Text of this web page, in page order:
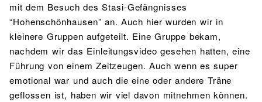
mit dem Besuch des Stasi-Gefängnisses
“Hohenschönhausen” an. Auch hier wurden wir in
kleinere Gruppen aufgeteilt. Eine Gruppe bekam,
nachdem wir das Einleitungsvideo gesehen hatten, eine
Führung von einem Zeitzeugen. Auch wenn es super
emotional war und auch die eine oder andere Träne
geflossen ist, haben wir viel davon mitnehmen können.